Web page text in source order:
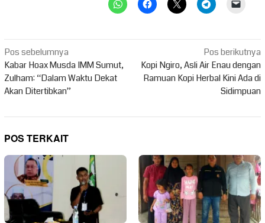
Navigasi
pos
Pos sebelumnya
Kabar Hoax Musda IMM Sumut,
Zulham: “Dalam Waktu Dekat
Akan Ditertibkan”
Pos berikutnya
Kopi Ngiro, Asli Air Enau dengan
Ramuan Kopi Herbal Kini Ada di
Sidimpuan
POS TERKAIT